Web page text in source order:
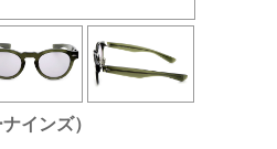
インズ）